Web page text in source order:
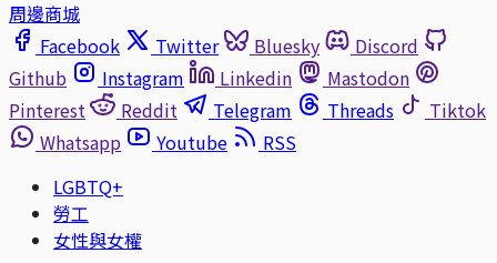
周邊商城
Facebook
Twitter Bluesky
Discord
Github
Instagram Linkedin
Mastodon
Pinterest
Reddit Telegram Threads
Tiktok
Whatsapp
Youtube
RSS
LGBTQ+
勞工
女性與女權